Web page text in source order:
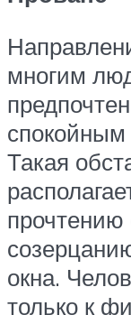
многим
Такая
прочтению
окна.
только к